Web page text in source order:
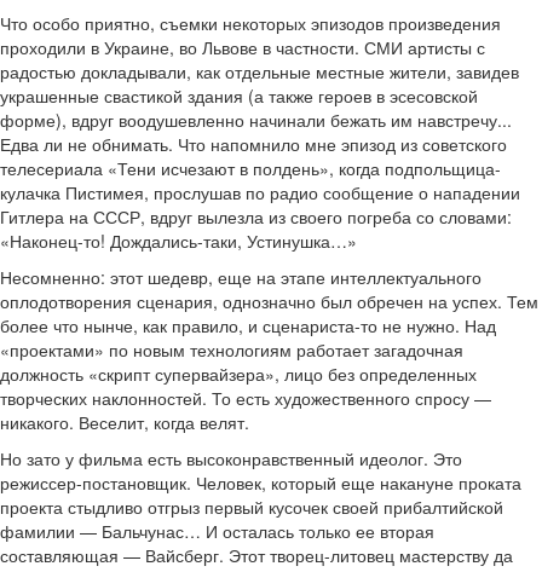
Что особо приятно, съемки некоторых эпизодов произведения
проходили в Украине, во Львове в частности. СМИ артисты с
радостью докладывали, как отдельные местные жители, завидев
украшенные свастикой здания (а также героев в эсесовской
форме), вдруг воодушевленно начинали бежать им навстречу...
Едва ли не обнимать. Что напомнило мне эпизод из советского
телесериала «Тени исчезают в полдень», когда подпольщица-
кулачка Пистимея, прослушав по радио сообщение о нападении
Гитлера на СССР, вдруг вылезла из своего погреба со словами:
«Наконец-то! Дождались-таки, Устинушка…»
Несомненно: этот шедевр, еще на этапе интеллектуального
оплодотворения сценария, однозначно был обречен на успех. Тем
более что нынче, как правило, и сценариста-то не нужно. Над
«проектами» по новым технологиям работает загадочная
должность «скрипт супервайзера», лицо без определенных
творческих наклонностей. То есть художественного спросу —
никакого. Веселит, когда велят.
Но зато у фильма есть высоконравственный идеолог. Это
режиссер-постановщик. Человек, который еще накануне проката
проекта стыдливо отгрыз первый кусочек своей прибалтийской
фамилии — Бальчунас… И осталась только ее вторая
составляющая — Вайсберг. Этот творец-литовец мастерству да